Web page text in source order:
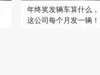
年终奖发辆车算什么，
这公司每个月发一辆！